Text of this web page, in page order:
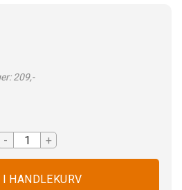
209,-
- +